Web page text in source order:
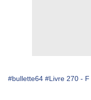
#bullette64 #Livre 270 - F